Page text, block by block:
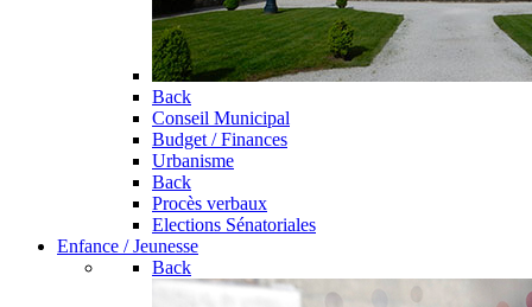
Back
Conseil Municipal
Budget / Finances
Urbanisme
Back
Procès verbaux
Elections Sénatoriales
Enfance / Jeunesse
Back